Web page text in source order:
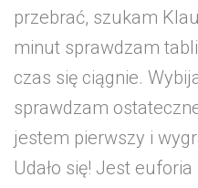
przebrać, szukam
minut sprawdzam
czas się ciągnie.
sprawdzam
jestem pierwszy i
Udało się! Jest